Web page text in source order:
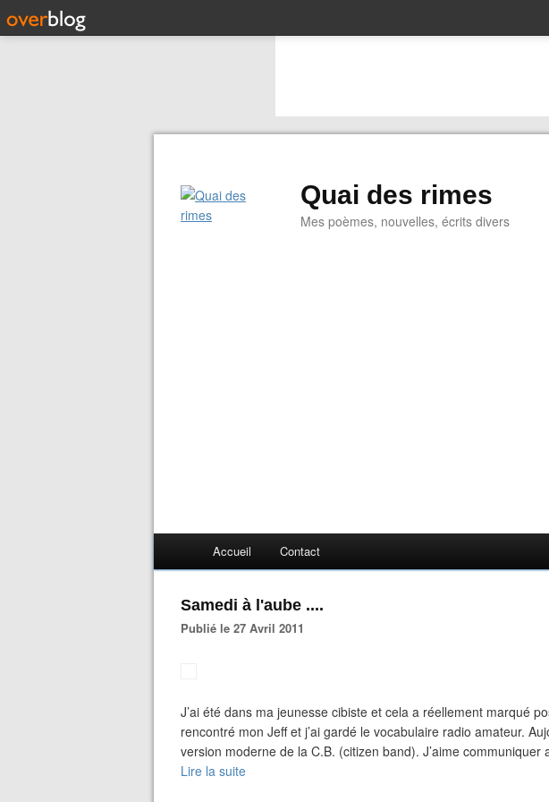
Quai des rimes
Mes poèmes, nouvelles, écrits divers
Accueil Contact
Samedi à l'aube ....
Publié le 27 Avril 2011
J’ai été dans ma jeunesse cibiste et cela a réellement marqué
rencontré mon Jeff et j’ai gardé le vocabulaire radio amateur.
version moderne de la C.B. (citizen band). J’aime communiquer
Lire la suite